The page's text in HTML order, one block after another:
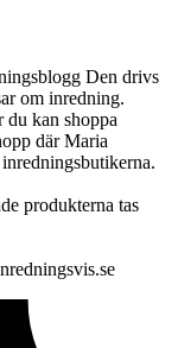
Den drivs
om inredning.
kan shoppa
där Maria
produkterna tas